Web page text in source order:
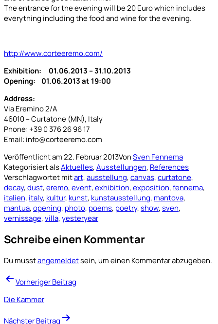
The entrance for the evening will be 20 Euro which includes
everything including the food and wine for the evening.
http://www.corteeremo.com/
Exhibition: 01.06.2013 – 31.10.2013
Opening: 01.06.2013 at 19:00
Address:
Via Eremino 2/A
46010 – Curtatone (MN), Italy
Phone: +39 0 376 26 96 17
Email: info@corteeremo.com
Veröffentlicht am22. Februar 2013VonSven Fennema
Kategorisiert alsAktuelles,Ausstellungen, References
Verschlagwortet mitart,ausstellung,canvas,curtatone,
decay,dust,eremo,event,exhibition,exposition,fennema,
italien, italy, kultur, kunst, kunstausstellung, mantova,
mantua,opening, photo, poems, poetry,show,sven,
vernissage,villa,yesteryear
Schreibe einen Kommentar
Du musstangemeldetsein, um einen Kommentar abzugeben.
Beitragsnavigation
Vorheriger Beitrag
Die Kammer
Nächster Beitrag